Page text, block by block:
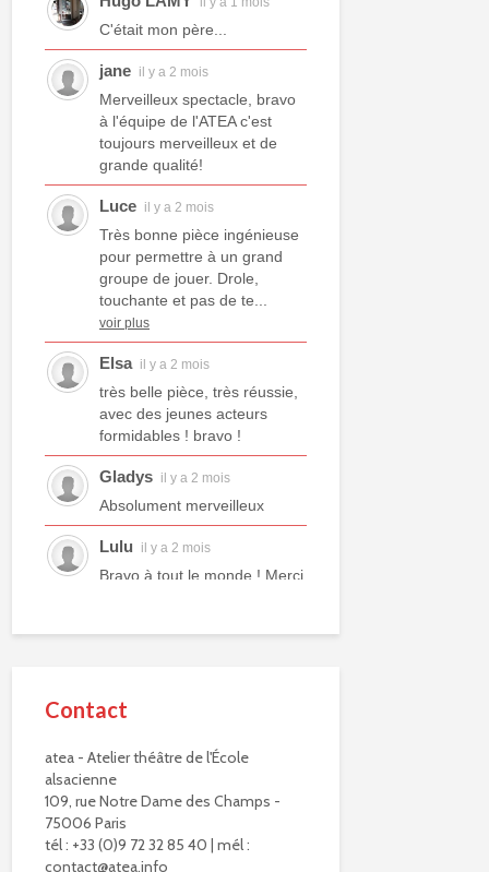
C'était mon père...
jane il y a 2 mois
Merveilleux spectacle, bravo
à l'équipe de l'ATEA c'est
toujours merveilleux et de
grande qualité!
Luce il y a 2 mois
Très bonne pièce ingénieuse
pour permettre à un grand
groupe de jouer. Drole,
touchante et pas de te...
voir plus
Elsa il y a 2 mois
très belle pièce, très réussie,
avec des jeunes acteurs
formidables ! bravo !
Gladys il y a 2 mois
Absolument merveilleux
Lulu il y a 2 mois
Bravo à tout le monde ! Merci
Murielle R.
Bravo à eux. Bravo à vous !
Virginie Delisle
Bravo à toute l'équipe de
L'ATEA.
Un choix exigeant.
Contact
atea - Atelier théâtre de l'École
alsacienne
109, rue Notre Dame des Champs -
75006 Paris
tél : +33 (0)9 72 32 85 40 | mél :
contact@atea.info